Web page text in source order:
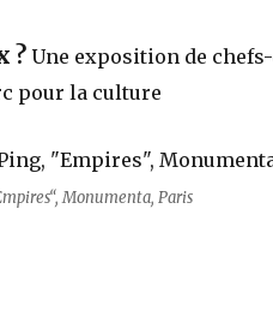
?Une exposition de
pour la culture
Monumenta, Paris
– à Landerneau“